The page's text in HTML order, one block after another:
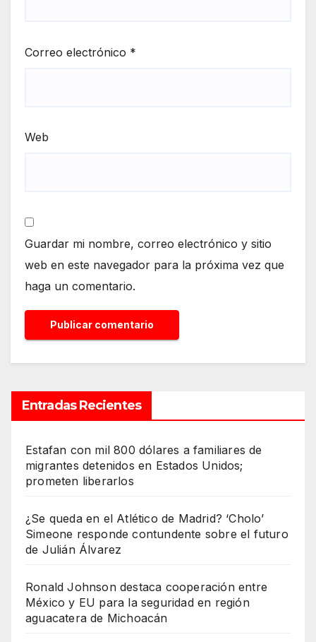
Correo electrónico *
Web
Guardar mi nombre, correo electrónico y sitio
web en este navegador para la próxima vez que
haga un comentario.
Entradas Recientes
Estafan con mil 800 dólares a familiares de
migrantes detenidos en Estados Unidos;
prometen liberarlos
¿Se queda en el Atlético de Madrid? ‘Cholo’
Simeone responde contundente sobre el futuro
de Julián Álvarez
Ronald Johnson destaca cooperación entre
México y EU para la seguridad en región
aguacatera de Michoacán